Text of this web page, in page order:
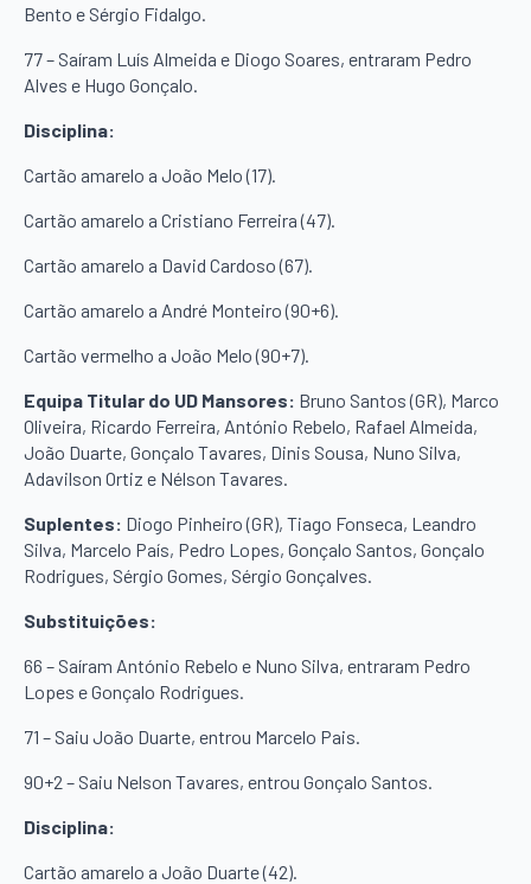
Bento e Sérgio Fidalgo.
77 – Saíram Luís Almeida e Diogo Soares, entraram Pedro
Alves e Hugo Gonçalo.
Disciplina:
Cartão amarelo a João Melo (17).
Cartão amarelo a Cristiano Ferreira (47).
Cartão amarelo a David Cardoso (67).
Cartão amarelo a André Monteiro (90+6).
Cartão vermelho a João Melo (90+7).
Equipa Titular do UD Mansores: Bruno Santos (GR), Marco
Oliveira, Ricardo Ferreira, António Rebelo, Rafael Almeida,
João Duarte, Gonçalo Tavares, Dinis Sousa, Nuno Silva,
Adavilson Ortiz e Nélson Tavares.
Suplentes: Diogo Pinheiro (GR), Tiago Fonseca, Leandro
Silva, Marcelo País, Pedro Lopes, Gonçalo Santos, Gonçalo
Rodrigues, Sérgio Gomes, Sérgio Gonçalves.
Substituições:
66 – Saíram António Rebelo e Nuno Silva, entraram Pedro
Lopes e Gonçalo Rodrigues.
71 – Saiu João Duarte, entrou Marcelo Pais.
90+2 – Saiu Nelson Tavares, entrou Gonçalo Santos.
Disciplina:
Cartão amarelo a João Duarte (42).